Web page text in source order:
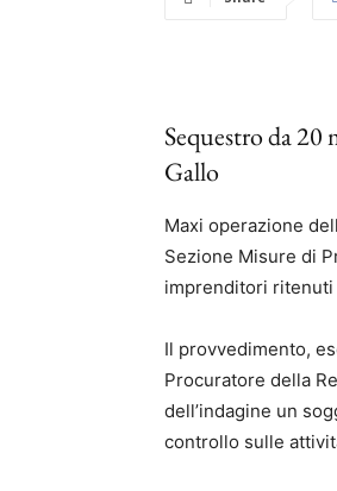
Sequestro da
Gallo
Maxi operazione
Sezione Misure di
imprenditori ritenuti
Il provvedimento,
Procuratore della
dell’indagine un
controllo sulle